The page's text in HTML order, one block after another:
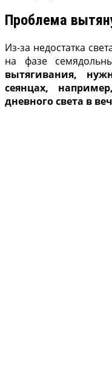
Проблема
Из-за недостатка
на фазе
вытягивания,
сеянцах,
дневного света в